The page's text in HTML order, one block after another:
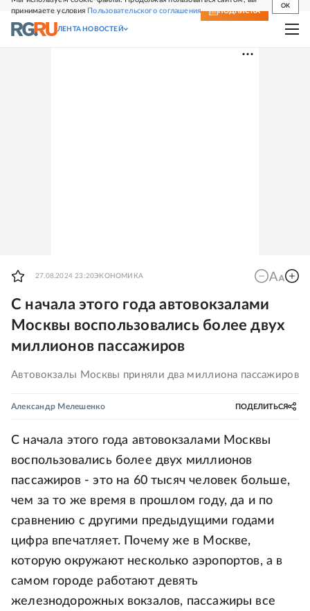
принимаете условия Пользовательского соглашения
OK
СВЕЖИЙ НОМЕР ПОДПИСКА
ЛЕНТА НОВОСТЕЙ
27.08.2024 23:20ЭКОНОМИКА
С начала этого года автовокзалами
Москвы воспользовались более двух
миллионов пассажиров
Автовокзалы Москвы приняли два миллиона пассажиров
Александр Мелешенко ПОДЕЛИТЬСЯ
С начала этого года автовокзалами Москвы
воспользовались более двух миллионов
пассажиров - это на 60 тысяч человек больше,
чем за то же время в прошлом году, да и по
сравнению с другими предыдущими годами
цифра впечатляет. Почему же в Москве,
которую окружают несколько аэропортов, а в
самом городе работают девять
железнодорожных вокзалов, пассажиры все